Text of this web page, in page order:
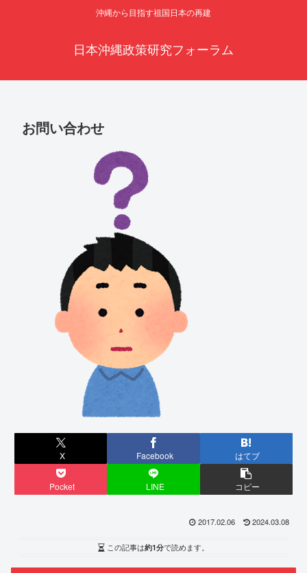
沖縄から目指す祖国日本の再建
日本沖縄政策研究フォーラム
お問い合わせ
X Facebook はてブ
Pocket LINE コピー
2017.02.06 2024.03.08
この記事は約1分で読めます。